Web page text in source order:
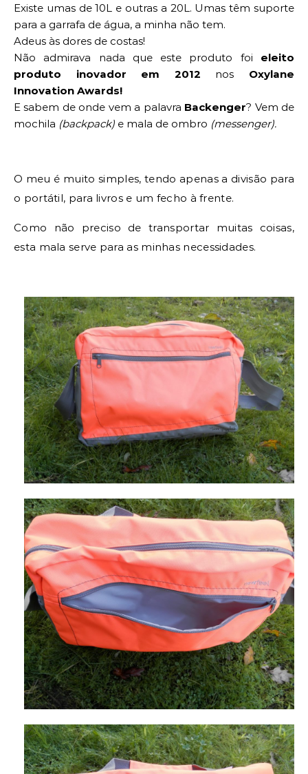
Existe umas de 10L e outras a 20L. Umas têm suporte
para a garrafa de água, a minha não tem.
Adeus às dores de costas!
Não admirava nada que este produto foi eleito
produto inovador em 2012 nos Oxylane
Innovation Awards!
E sabem de onde vem a palavra Backenger? Vem de
mochila (backpack) e mala de ombro (messenger).
O meu é muito simples, tendo apenas a divisão para
o portátil, para livros e um fecho à frente.
Como não preciso de transportar muitas coisas,
esta mala serve para as minhas necessidades.